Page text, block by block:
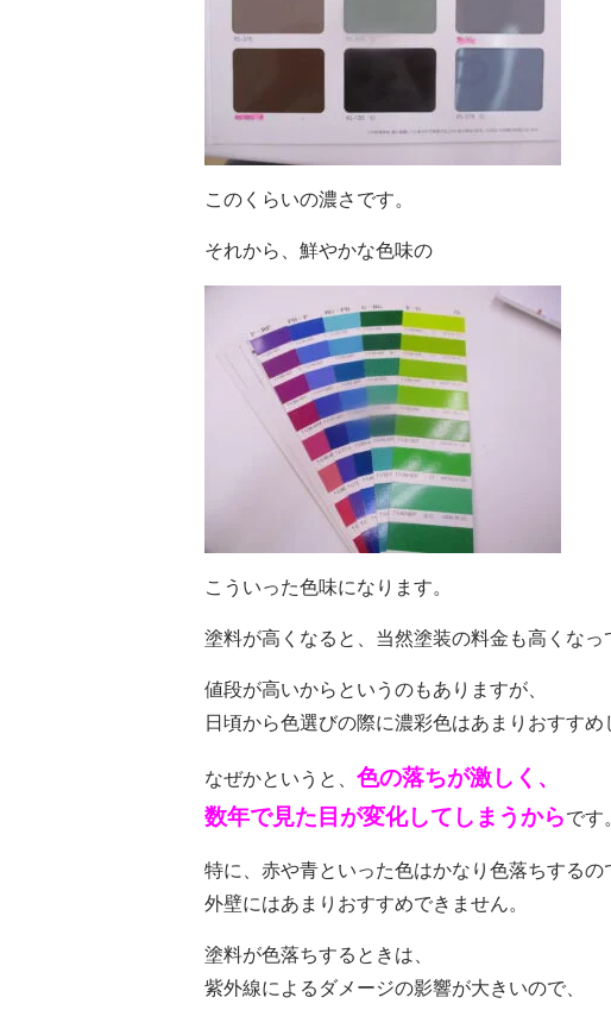
このくらいの濃さです。
それから、鮮やかな色味の
こういった色味になります。
塗料が高くなると、当然塗装の料金も高くなっ
値段が高いからというのもありますが、
日頃から色選びの際に濃彩色はあまりおすすめ
なぜかというと、 色の落ちが激しく、
数年で見た目が変化してしまうからです
特に、赤や青といった色はかなり色落ちするの
外壁にはあまりおすすめできません。
塗料が色落ちするときは、
紫外線によるダメージの影響が大きいので、